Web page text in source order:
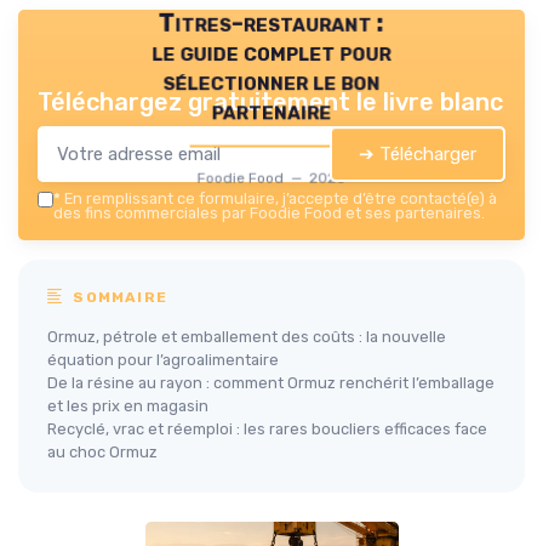
Titres-restaurant :
le guide complet pour
sélectionner le bon
partenaire
Foodie Food — 2026
Téléchargez gratuitement le livre blanc
➔ Télécharger
* En remplissant ce formulaire, j’accepte d’être contacté(e) à
des fins commerciales par Foodie Food et ses partenaires.
SOMMAIRE
Ormuz, pétrole et emballement des coûts : la nouvelle
équation pour l’agroalimentaire
De la résine au rayon : comment Ormuz renchérit l’emballage
et les prix en magasin
Recyclé, vrac et réemploi : les rares boucliers efficaces face
au choc Ormuz